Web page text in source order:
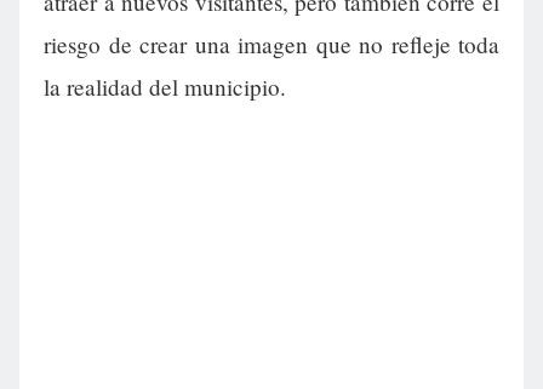
riesgo de crear una imagen que no refleje toda
la realidad del municipio.